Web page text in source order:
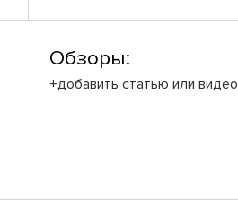
Обзоры:
+добавить статью или видео